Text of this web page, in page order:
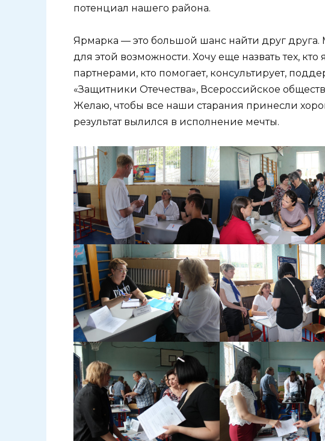
потенциал нашего района.
Ярмарка — это большой шанс найти друг
для этой возможности. Хочу еще назвать тех,
партнерами, кто помогает, консультирует,
«Защитники Отечества», Всероссийское
Желаю, чтобы все наши старания принесли
результат вылился в исполнение мечты.